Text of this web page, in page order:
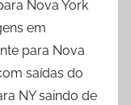
Nova York
em
para Nova
saídas do
NY saindo de